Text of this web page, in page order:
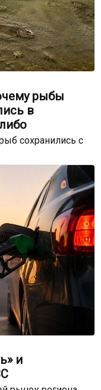
рыбы
в
сохранились с
и